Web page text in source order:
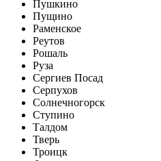
Пушкино
Пущино
Раменское
Реутов
Рошаль
Руза
Сергиев Посад
Серпухов
Солнечногорск
Ступино
Талдом
Тверь
Троицк